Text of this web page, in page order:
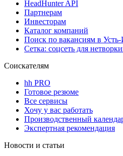
HeadHunter API
Партнерам
Инвесторам
Каталог компаний
Поиск по вакансиям в
Сетка: соцсеть для
Соискателям
hh PRO
Готовое резюме
Все сервисы
Хочу у вас работать
Производственный
Экспертная рекомендация
Новости и статьи